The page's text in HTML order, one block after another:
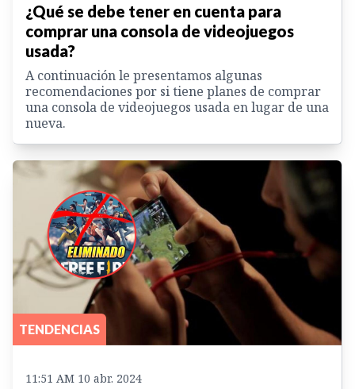
¿Qué se debe tener en cuenta para
comprar una consola de videojuegos
usada?
A continuación le presentamos algunas
recomendaciones por si tiene planes de comprar
una consola de videojuegos usada en lugar de una
nueva.
TENDENCIAS
11:51 AM 10 abr. 2024